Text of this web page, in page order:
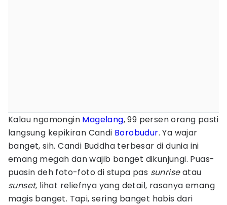
Kalau ngomongin Magelang, 99 persen orang pasti
langsung kepikiran Candi Borobudur. Ya wajar
banget, sih. Candi Buddha terbesar di dunia ini
emang megah dan wajib banget dikunjungi. Puas-
puasin deh foto-foto di stupa pas sunriseatau
sunset, lihat reliefnya yang detail, rasanya emang
magis banget. Tapi, sering banget habis dari